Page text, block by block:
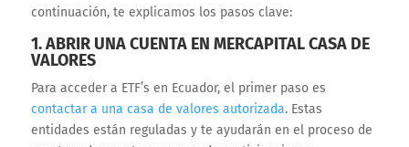
continuación, te explicamos los pasos clave:
1. ABRIR UNA CUENTA EN MERCAPITAL CASA DE
VALORES
Para acceder a ETF’s en Ecuador, el primer paso es
contactar a una casa de valores autorizada. Estas
entidades están reguladas y te ayudarán en el proceso de